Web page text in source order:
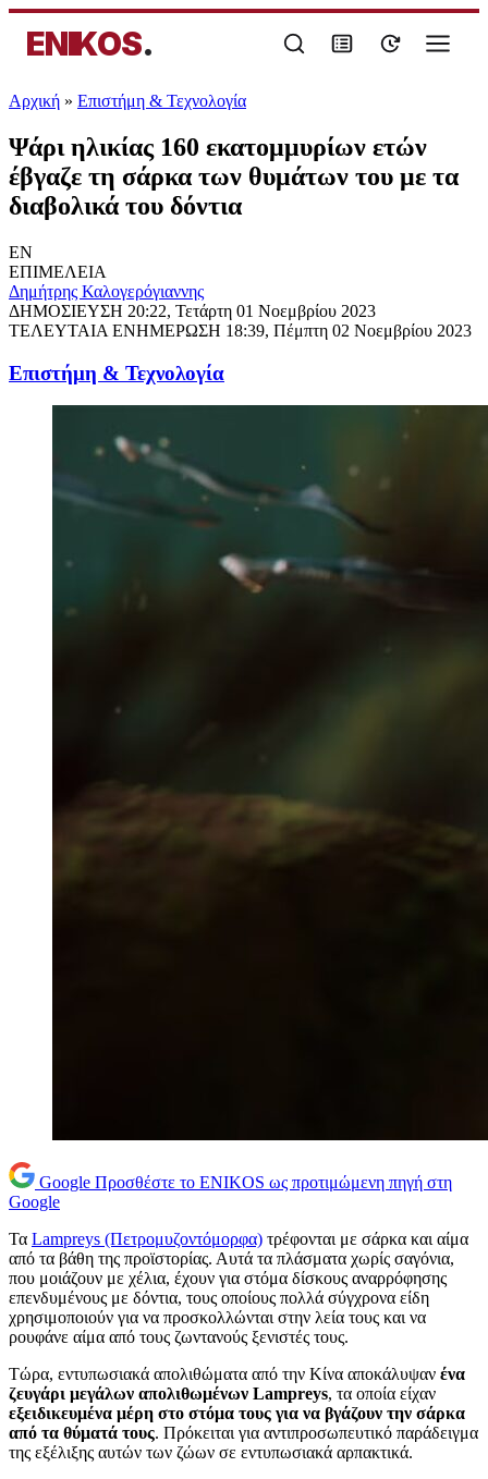
ENIKOS.
Αρχική » Επιστήμη & Τεχνολογία
Ψάρι ηλικίας 160 εκατομμυρίων ετών
έβγαζε τη σάρκα των θυμάτων του με τα
διαβολικά του δόντια
EN
ΕΠΙΜΕΛΕΙΑ
Δημήτρης Καλογερόγιαννης
ΔΗΜΟΣΙΕΥΣΗ 20:22, Τετάρτη 01 Νοεμβρίου 2023
ΤΕΛΕΥΤΑΙΑ ΕΝΗΜΕΡΩΣΗ 18:39, Πέμπτη 02 Νοεμβρίου 2023
Επιστήμη & Τεχνολογία
Google Προσθέστε το ENIKOS ως προτιμώμενη πηγή στη
Google
Τα Lampreys (Πετρομυζοντόμορφα) τρέφονται με σάρκα και αίμα
από τα βάθη της προϊστορίας. Αυτά τα πλάσματα χωρίς σαγόνια,
που μοιάζουν με χέλια, έχουν για στόμα δίσκους αναρρόφησης
επενδυμένους με δόντια, τους οποίους πολλά σύγχρονα είδη
χρησιμοποιούν για να προσκολλώνται στην λεία τους και να
ρουφάνε αίμα από τους ζωντανούς ξενιστές τους.
Τώρα, εντυπωσιακά απολιθώματα από την Κίνα αποκάλυψαν ένα
ζευγάρι μεγάλων απολιθωμένων Lampreys, τα οποία είχαν
εξειδικευμένα μέρη στο στόμα τους για να βγάζουν την σάρκα
από τα θύματά τους. Πρόκειται για αντιπροσωπευτικό παράδειγμα
της εξέλιξης αυτών των ζώων σε εντυπωσιακά αρπακτικά.